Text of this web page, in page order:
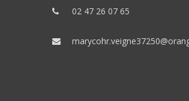
02 47 26 07 65